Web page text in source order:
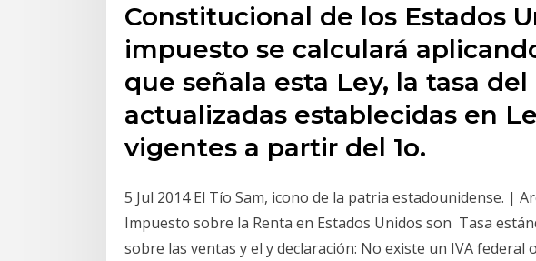
Constitucional de los Estados
impuesto se calculará
que señala esta Ley, la tasa
actualizadas establecidas en
vigentes a partir del 1o.
5 Jul 2014 El Tío Sam, icono de la patria estadounidense. |
Impuesto sobre la Renta en Estados Unidos son Tasa
sobre las ventas y el y declaración: No existe un IVA federal